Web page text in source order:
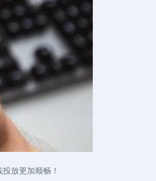
放更加顺畅！